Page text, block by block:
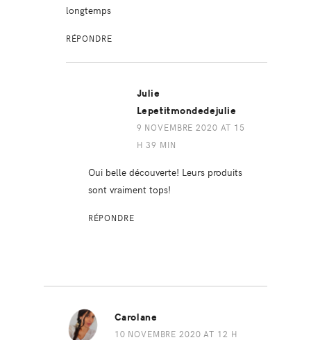
longtemps
RÉPONDRE
Julie
Lepetitmondedejulie
9 NOVEMBRE 2020 AT 15
H 39 MIN
Oui belle découverte! Leurs produits
sont vraiment tops!
RÉPONDRE
Carolane
10 NOVEMBRE 2020 AT 12 H